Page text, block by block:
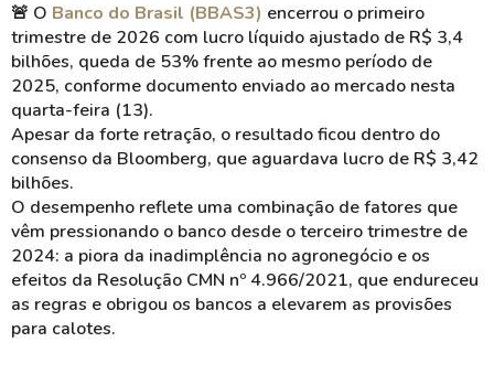
🚨 O Banco do Brasil (BBAS3) encerrou o primeiro
trimestre de 2026 com lucro líquido ajustado de R$ 3,4
bilhões, queda de 53% frente ao mesmo período de
2025, conforme documento enviado ao mercado nesta
quarta-feira (13).
Apesar da forte retração, o resultado ficou dentro do
consenso da Bloomberg, que aguardava lucro de R$ 3,42
bilhões.
O desempenho reflete uma combinação de fatores que
vêm pressionando o banco desde o terceiro trimestre de
2024: a piora da inadimplência no agronegócio e os
efeitos da Resolução CMN nº 4.966/2021, que endureceu
as regras e obrigou os bancos a elevarem as provisões
para calotes.